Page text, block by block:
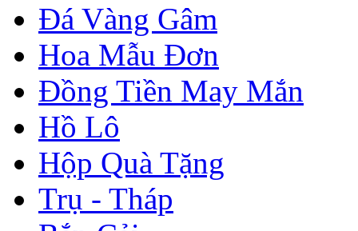
Đá Vàng Gâm
Hoa Mẫu Đơn
Đồng Tiền May Mắn
Hồ Lô
Hộp Quà Tặng
Trụ - Tháp